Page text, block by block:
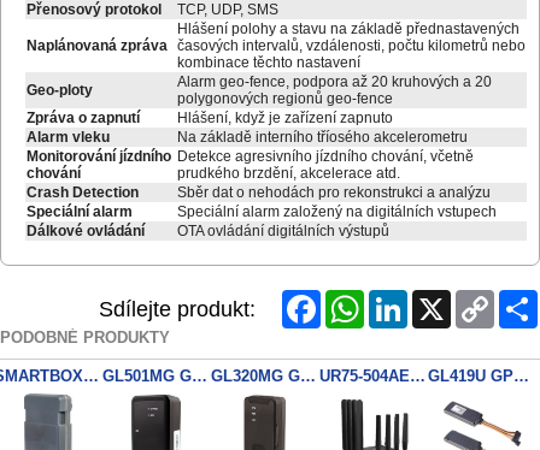
Přenosový protokol TCP, UDP, SMS
Naplánovaná zpráva
Hlášení polohy a stavu na základě přednastavených
časových intervalů, vzdálenosti, počtu kilometrů nebo
kombinace těchto nastavení
Geo-ploty
Alarm geo-fence, podpora až 20 kruhových a 20
polygonových regionů geo-fence
Zpráva o zapnutí
Hlášení, když je zařízení zapnuto
Alarm vleku
Na základě interního tříosého akcelerometru
Monitorování jízdního
chování
Detekce agresivního jízdního chování, včetně
prudkého brzdění, akcelerace atd.
Crash Detection
Sběr dat o nehodách pro rekonstrukci a analýzu
Speciální alarm
Speciální alarm založený na digitálních vstupech
Dálkové ovládání
OTA ovládání digitálních výstupů
Sdílejte produkt: FacebookWhatsAppLinkedIn
Copy
Link
PODOBNÉ PRODUKTY
SMARTBOX 2 LITE GL501MG GPS Tracker GL320MG GPS tracker LTE UR75-504AE-W2 GL419U GPS LTE tracker